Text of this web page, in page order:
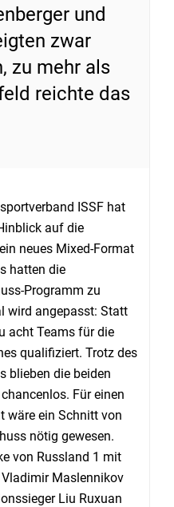
und
zwar
zu mehr als
reichte das
ISSF hat
auf die
neues Mixed-Format
hatten die
Programm zu
wird angepasst: Statt
acht Teams für die
qualifiziert. Trotz des
blieben die beiden
Für einen
wäre ein Schnitt von
nötig gewesen.
von Russland 1 mit
Maslennikov
Liu Ruxuan